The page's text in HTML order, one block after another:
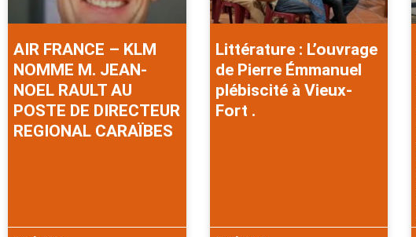
AIR FRANCE – KLM
NOMME M. JEAN-
NOEL RAULT AU
POSTE DE DIRECTEUR
REGIONAL CARAÏBES
Littérature : L’ouvrage
de Pierre Émmanuel
plébiscité à Vieux-
Fort .